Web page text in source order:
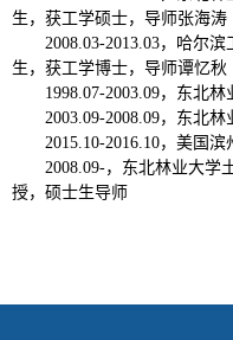
生，获工学硕士，导师张海涛
2008.03-2013.03，哈尔
生，获工学博士，导师谭忆秋
1998.07-2003.09，东北
2003.09-2008.09，东北
2015.10-2016.10，美国
2008.09-，东北林业大学
授，硕士生导师